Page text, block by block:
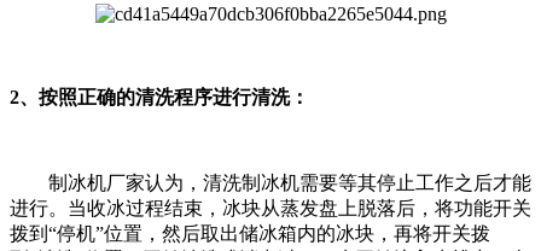
2、按照正确的清洗程序进行清洗：
制冰机厂家认为，清洗制冰机需要等其停止工作之后才能
进行。当收冰过程结束，冰块从蒸发盘上脱落后，将功能开关
拨到“停机”位置，然后取出储冰箱内的冰块，再将开关拨